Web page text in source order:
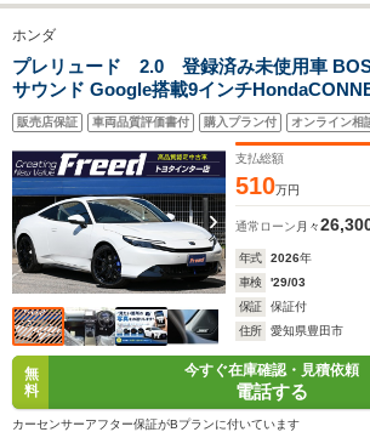
ホンダ
プレリュード 2.0 登録済み未使用車
サウンド Google搭載9インチ
レイ HondaSENSING 本革プライムスムー
ト フルLEDヘッドライト 純正19インチノイ
ングAW Bremboキャリパー
販売店保証 車両品質評価書付 購入プラン付 オンライン相
支払総額
510万円
通常ローン 月々
年式 2026年
車検
'29/03
保証
保証付
住所
愛知県豊田市
無
料
今すぐ在庫確認・見積依頼
電話する
カーセンサーアフター保証がBプランに付いています